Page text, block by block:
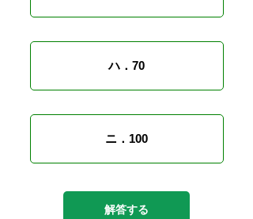
ハ．70
ニ．100
解答する